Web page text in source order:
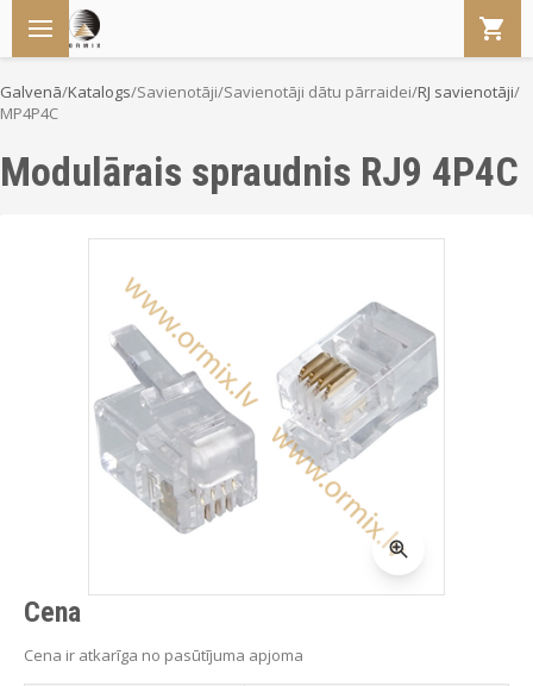
Galvenā/Katalogs/Savienotāji/Savienotāji dātu pārraidei/RJ savienotāji/
MP4P4C
Modulārais spraudnis RJ9 4P4C
Cena
Cena ir atkarīga no pasūtījuma apjoma